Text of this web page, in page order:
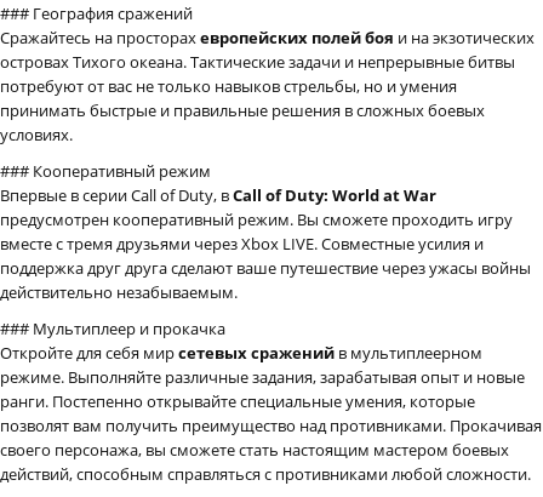
### География сражений
Сражайтесь на просторахевропейских полей боя и на экзотических
островах Тихого океана. Тактические задачи и непрерывные битвы
потребуют от вас не только навыков стрельбы, но и умения
принимать быстрые и правильные решения в сложных боевых
условиях.
### Кооперативный режим
Впервые в серии Call of Duty, вCall of Duty: World at War
предусмотрен кооперативный режим. Вы сможете проходить игру
вместе с тремя друзьями через Xbox LIVE. Совместные усилия и
поддержка друг друга сделают ваше путешествие через ужасы войны
действительно незабываемым.
### Мультиплеер и прокачка
Откройте для себя мирсетевых сражений в мультиплеерном
режиме. Выполняйте различные задания, зарабатывая опыт и новые
ранги. Постепенно открывайте специальные умения, которые
позволят вам получить преимущество над противниками. Прокачивая
своего персонажа, вы сможете стать настоящим мастером боевых
действий, способным справляться с противниками любой сложности.